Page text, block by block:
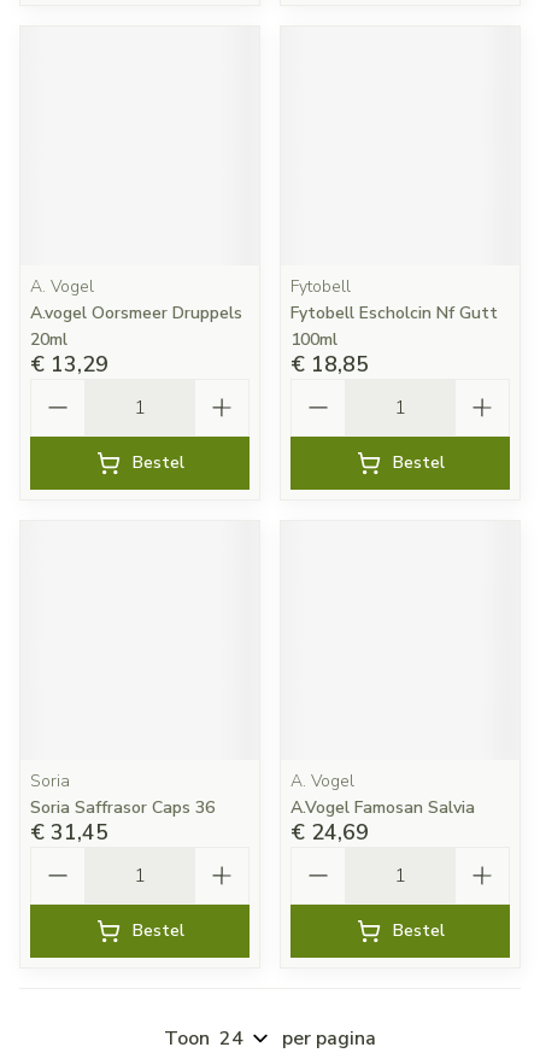
A. Vogel
A.vogel Oorsmeer Druppels
20ml
€ 13,29
Bestel
Fytobell
Fytobell Escholcin Nf Gutt
100ml
€ 18,85
Bestel
Soria
Soria Saffrasor Caps 36
€ 31,45
Bestel
A. Vogel
A.Vogel Famosan Salvia
€ 24,69
Bestel
Toon per pagina